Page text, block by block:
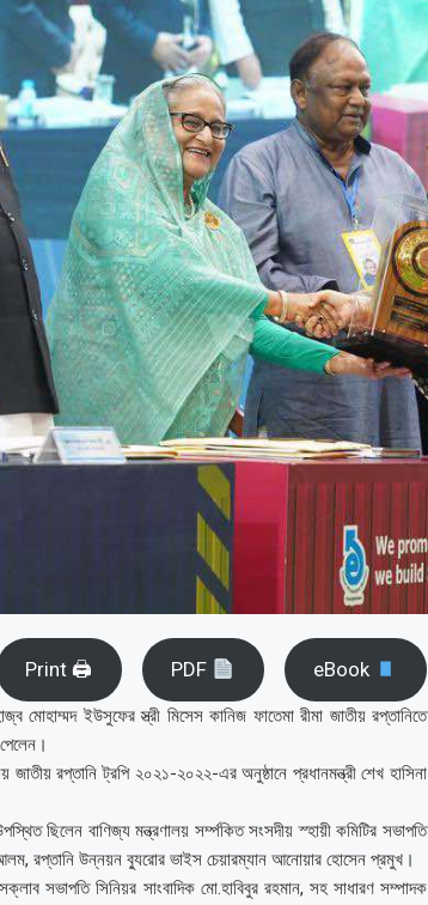
Print 🖨 PDF eBook
মোহাম্মদ ইউসুফের স্ত্রী মিসেস কানিজ ফাতেমা রীমা জাতীয় রপ্তানিতে
জাতীয় রপ্তানি ট্রপি ২০২১-২০২২-এর অনুষ্ঠানে প্রধানমন্ত্রী শেখ হাসিনা
ছিলেন বাণিজ্য মন্ত্রণালয় সর্ম্পকিত সংসদীয় স্হায়ী কমিটির সভাপতি
রপ্তানি উন্নয়ন ব্যুরোর ভাইস চেয়ারম্যান আনোয়ার হোসেন প্রমুখ।
সভাপতি সিনিয়র সাংবাদিক মো.হাবিবুর রহমান, সহ সাধারণ সম্পাদক